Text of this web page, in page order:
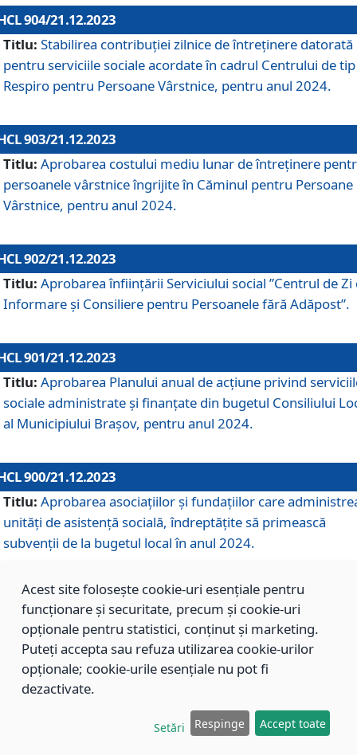
904/21.12.2023
Titlu: Stabilirea contribuţiei zilnice de întreținere datorată
pentru serviciile sociale acordate în cadrul Centrului de tip
Respiro pentru Persoane Vârstnice, pentru anul 2024.
903/21.12.2023
Titlu: Aprobarea costului mediu lunar de întreţinere
persoanele vârstnice îngrijite în Căminul pentru Persoane
Vârstnice, pentru anul 2024.
902/21.12.2023
Titlu: Aprobarea înființării Serviciului social ”Centrul de Zi
Informare și Consiliere pentru Persoanele fără Adăpost”.
901/21.12.2023
Titlu: Aprobarea Planului anual de acțiune privind
sociale administrate și finanțate din bugetul Consiliului
al Municipiului Brașov, pentru anul 2024.
900/21.12.2023
Titlu: Aprobarea asociațiilor şi fundațiilor care
unități de asistenţă socială, îndreptăţite să primească
subvenţii de la bugetul local în anul 2024.
899/21.12.2023
Aprobarea standardelor de cost pentru serviciile
sociale furnizate în cadrul Direcției de Asistență Socială
Brașov, pentru anul 2024.
Modificarea Anexei la H.C.L. nr. 91 din 09.02.2018,
Acest site folosește cookie-uri esențiale pentru
funcționare și securitate, precum și cookie-uri
opționale pentru statistici, conținut și marketing.
Puteți accepta sau refuza utilizarea cookie-urilor
opționale; cookie-urile esențiale nu pot fi
dezactivate.
Setări Respinge Accept toate